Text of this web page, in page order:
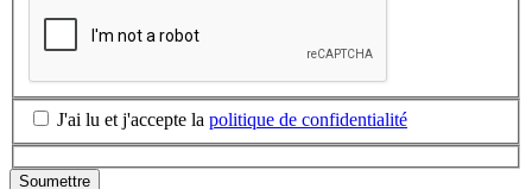
J'ai lu et j'accepte la politique de confidentialité